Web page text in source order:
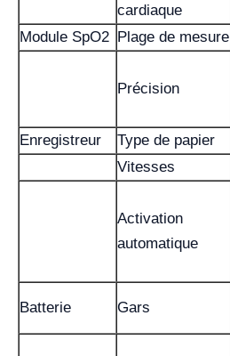
cardiaque
Module SpO2 Plage de mesure
Précision
Enregistreur
Type de papier
Vitesses
Activation
automatique
Batterie Gars